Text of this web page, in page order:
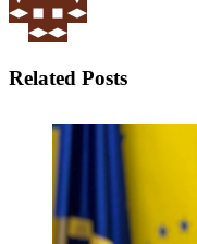
Related Posts